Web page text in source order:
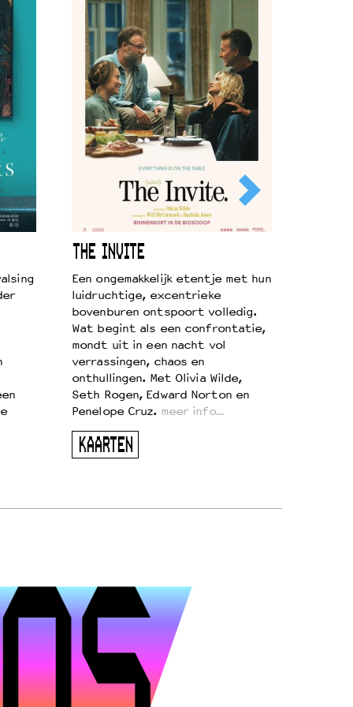
THE INVITE
Een ongemakkelijk etentje met hun
luidruchtige, excentrieke
bovenburen ontspoort volledig.
Wat begint als een confrontatie,
mondt uit in een nacht vol
verrassingen, chaos en
onthullingen. Met Olivia Wilde,
Seth Rogen, Edward Norton en
Penelope Cruz. meer info…
KAARTEN